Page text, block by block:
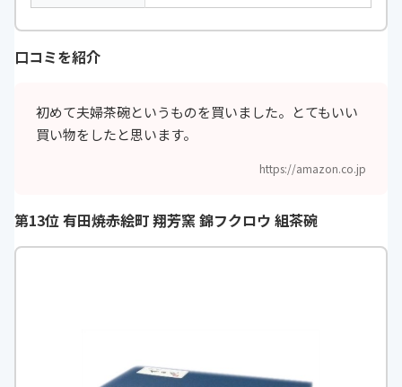
口コミを紹介
初めて夫婦茶碗というものを買いました。とてもいい
買い物をしたと思います。
https://amazon.co.jp
第13位 有田焼赤絵町 翔芳窯 錦フクロウ 組茶碗